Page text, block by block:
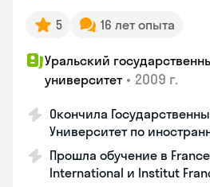
5 16 лет опыта
Уральский
университет • 2009 г.
Окончила
Университет по
Прошла обучение в
International и Institut